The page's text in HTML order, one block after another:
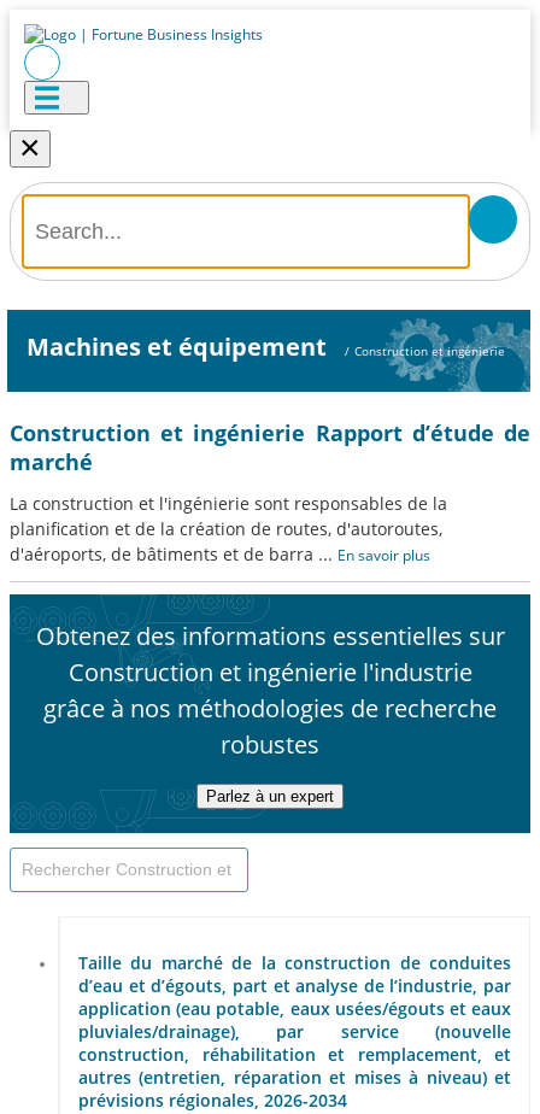
×
Machines et équipement / Construction et ingénierie
Construction et ingénierie Rapport d’étude de
marché
La construction et l'ingénierie sont responsables de la
planification et de la création de routes, d'autoroutes,
d'aéroports, de bâtiments et de barra ... En savoir plus
Obtenez des informations essentielles sur
Construction et ingénierie l'industrie
grâce à nos méthodologies de recherche
robustes
Parlez à un expert
Taille du marché de la construction de conduites
d’eau et d’égouts, part et analyse de l’industrie, par
application (eau potable, eaux usées/égouts et eaux
pluviales/drainage), par service (nouvelle
construction, réhabilitation et remplacement, et
autres (entretien, réparation et mises à niveau) et
prévisions régionales, 2026-2034